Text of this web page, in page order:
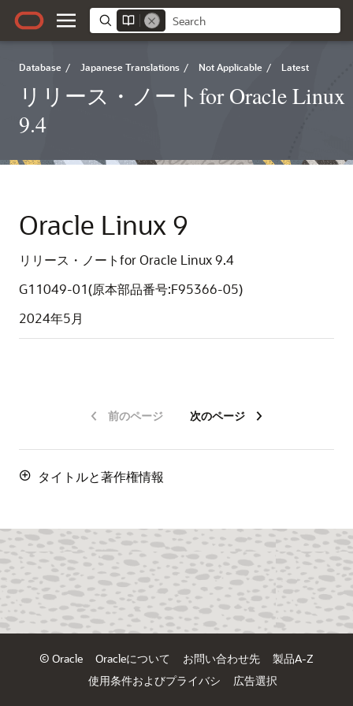
Database / Japanese Translations / Not Applicable / Latest
リリース・ノートfor Oracle Linux
9.4
Oracle Linux 9
リリース・ノートfor Oracle Linux 9.4
G11049-01(原本部品番号:F95366-05)
2024年5月
前のページ 次のページ
タイトルと著作権情報
© Oracle Oracleについて お問い合わせ先
製品A-Z
使用条件およびプライバシ
広告選択